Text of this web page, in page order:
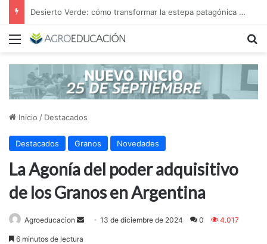
Desierto Verde: cómo transformar la estepa patagónica en un proyecto agroindustrial de exportación
Menú
Inicio / Destacados
Destacados Granos Novedades
La Agonía del poder adquisitivo
de los Granos en Argentina
Agroeducacion
Send13 de diciembre de 2024 0 4.017
6 minutos de lectura